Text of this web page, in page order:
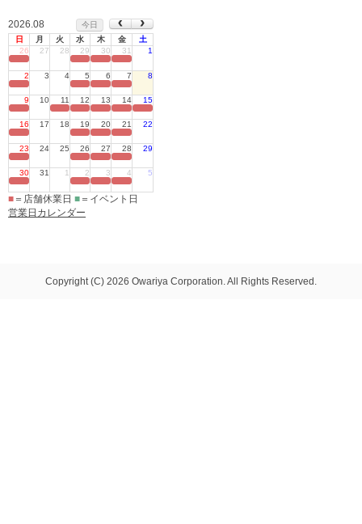
2026.08
今日
日
月 火 水 木 金
土
26
27 28 29 30 31 1
2 3 4 5 6 7 8
9 10 11 12 13 14 15
16 17 18 19 20 21 22
23 24 25 26 27 28 29
30 31 1 2 3 4 5
■ ＝店舗休業日 ■ ＝イベント日
営業日カレンダー
Copyright (C) 2026 Owariya Corporation. All Rights Reserved.